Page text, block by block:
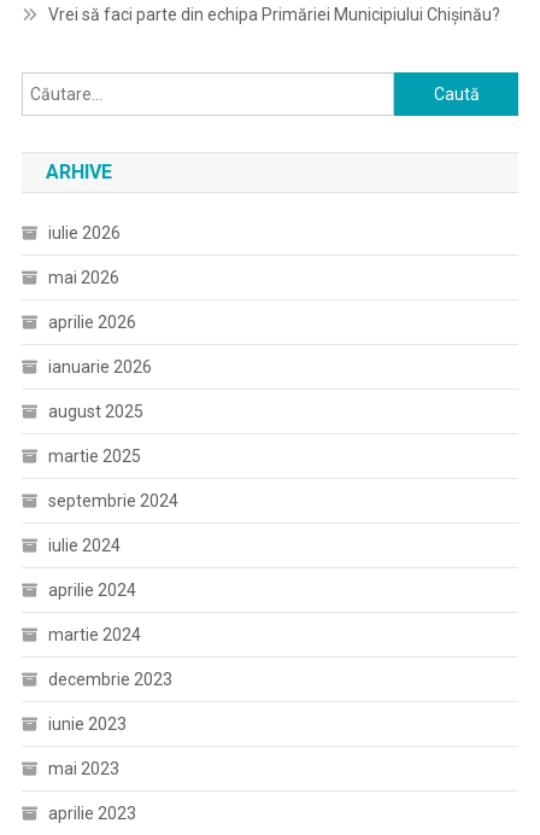
Vrei să faci parte din echipa Primăriei Municipiului Chișinău?
Caută
după:
ARHIVE
iulie 2026
mai 2026
aprilie 2026
ianuarie 2026
august 2025
martie 2025
septembrie 2024
iulie 2024
aprilie 2024
martie 2024
decembrie 2023
iunie 2023
mai 2023
aprilie 2023